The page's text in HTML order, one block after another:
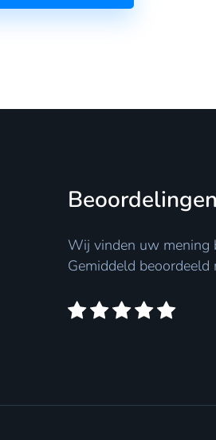
Beoordelingen
Wij vinden uw mening
Gemiddeld beoordeeld